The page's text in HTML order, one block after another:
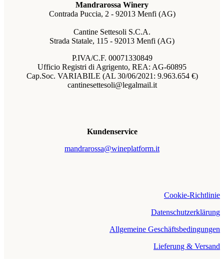
Mandrarossa Winery
Contrada Puccia, 2 - 92013 Menfi (AG)
Cantine Settesoli S.C.A.
Strada Statale, 115 - 92013 Menfi (AG)
P.IVA/C.F. 00071330849
Ufficio Registri di Agrigento, REA: AG-60895
Cap.Soc. VARIABILE (AL 30/06/2021: 9.963.654 €)
cantinesettesoli@legalmail.it
Kundenservice
mandrarossa@wineplatform.it
Cookie-Richtlinie
Datenschutzerklärung
Allgemeine Geschäftsbedingungen
Lieferung & Versand